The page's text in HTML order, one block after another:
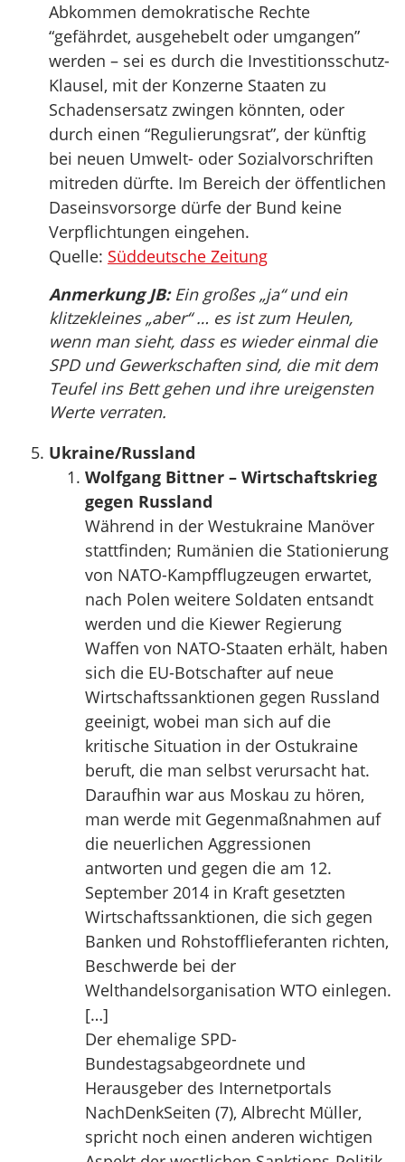
Abkommen demokratische Rechte
“gefährdet, ausgehebelt oder umgangen”
werden – sei es durch die Investitionsschutz-
Klausel, mit der Konzerne Staaten zu
Schadensersatz zwingen könnten, oder
durch einen “Regulierungsrat”, der künftig
bei neuen Umwelt- oder Sozialvorschriften
mitreden dürfte. Im Bereich der öffentlichen
Daseinsvorsorge dürfe der Bund keine
Verpflichtungen eingehen.
Quelle: Süddeutsche Zeitung
Anmerkung JB:Ein großes „ja“ und ein
klitzekleines „aber“ … es ist zum Heulen,
wenn man sieht, dass es wieder einmal die
SPD und Gewerkschaften sind, die mit dem
Teufel ins Bett gehen und ihre ureigensten
Werte verraten.
Ukraine/Russland
Wolfgang Bittner – Wirtschaftskrieg
gegen Russland
Während in der Westukraine Manöver
stattfinden; Rumänien die Stationierung
von NATO-Kampfflugzeugen erwartet,
nach Polen weitere Soldaten entsandt
werden und die Kiewer Regierung
Waffen von NATO-Staaten erhält, haben
sich die EU-Botschafter auf neue
Wirtschaftssanktionen gegen Russland
geeinigt, wobei man sich auf die
kritische Situation in der Ostukraine
beruft, die man selbst verursacht hat.
Daraufhin war aus Moskau zu hören,
man werde mit Gegenmaßnahmen auf
die neuerlichen Aggressionen
antworten und gegen die am 12.
September 2014 in Kraft gesetzten
Wirtschaftssanktionen, die sich gegen
Banken und Rohstofflieferanten richten,
Beschwerde bei der
Welthandelsorganisation WTO einlegen.
[…]
Der ehemalige SPD-
Bundestagsabgeordnete und
Herausgeber des Internetportals
NachDenkSeiten (7), Albrecht Müller,
spricht noch einen anderen wichtigen